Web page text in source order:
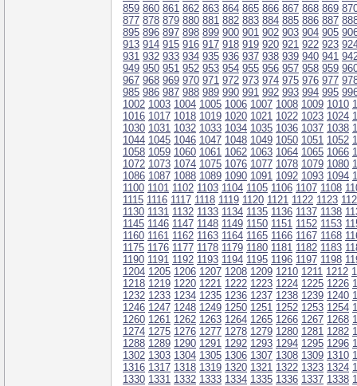
859 860 861 862 863 864 865 866 867 868 869
877 878 879 880 881 882 883 884 885 886 887
895 896 897 898 899 900 901 902 903 904 905
913 914 915 916 917 918 919 920 921 922 923
931 932 933 934 935 936 937 938 939 940 941
949 950 951 952 953 954 955 956 957 958 959
967 968 969 970 971 972 973 974 975 976 977
985 986 987 988 989 990 991 992 993 994 995
1002 1003 1004 1005 1006 1007 1008 1009 1010
1016 1017 1018 1019 1020 1021 1022 1023 1024
1030 1031 1032 1033 1034 1035 1036 1037 1038
1044 1045 1046 1047 1048 1049 1050 1051 1052
1058 1059 1060 1061 1062 1063 1064 1065 1066
1072 1073 1074 1075 1076 1077 1078 1079 1080
1086 1087 1088 1089 1090 1091 1092 1093 1094
1100 1101 1102 1103 1104 1105 1106 1107 1108
1115 1116 1117 1118 1119 1120 1121 1122 1123
1130 1131 1132 1133 1134 1135 1136 1137 1138
1145 1146 1147 1148 1149 1150 1151 1152 1153
1160 1161 1162 1163 1164 1165 1166 1167 1168
1175 1176 1177 1178 1179 1180 1181 1182 1183
1190 1191 1192 1193 1194 1195 1196 1197 1198
1204 1205 1206 1207 1208 1209 1210 1211 1212
1218 1219 1220 1221 1222 1223 1224 1225 1226
1232 1233 1234 1235 1236 1237 1238 1239 1240
1246 1247 1248 1249 1250 1251 1252 1253 1254
1260 1261 1262 1263 1264 1265 1266 1267 1268
1274 1275 1276 1277 1278 1279 1280 1281 1282
1288 1289 1290 1291 1292 1293 1294 1295 1296
1302 1303 1304 1305 1306 1307 1308 1309 1310
1316 1317 1318 1319 1320 1321 1322 1323 1324
1330 1331 1332 1333 1334 1335 1336 1337 1338